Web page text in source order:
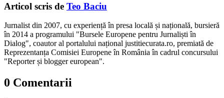
Articol scris de Teo Baciu
Jurnalist din 2007, cu experiență în presa locală și națională, bursieră
în 2014 a programului "Bursele Europene pentru Jurnaliști în
Dialog", coautor al portalului național justitiecurata.ro, premiată de
Reprezentanța Comisiei Europene în România în cadrul concursului
"Reporter și blogger european".
0 Comentarii